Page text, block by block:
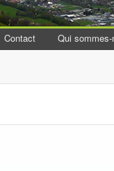
Contact Qui